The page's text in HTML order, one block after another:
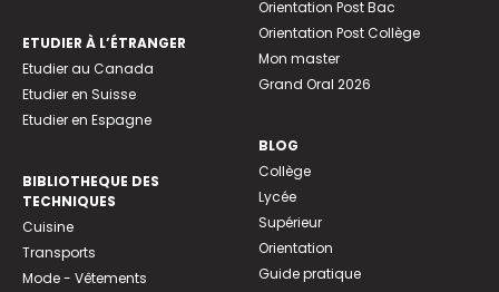
ETUDIER À L’ÉTRANGER
Etudier au Canada
Etudier en Suisse
Etudier en Espagne
BIBLIOTHEQUE DES
TECHNIQUES
Cuisine
Transports
Mode - Vêtements
Orientation Post Bac
Orientation Post Collège
Mon master
Grand Oral 2026
BLOG
Collège
Lycée
Supérieur
Orientation
Guide pratique